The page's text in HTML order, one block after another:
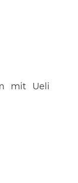
mit Ueli